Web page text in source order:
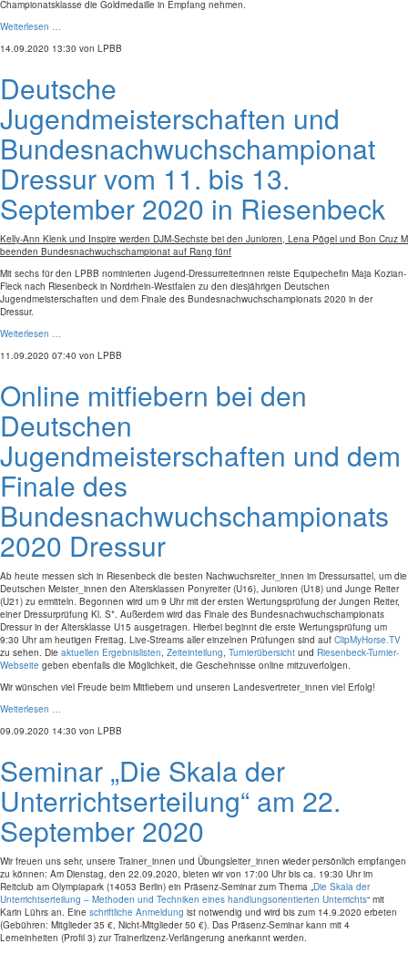
Championatsklasse die Goldmedaille in Empfang nehmen.
Weiterlesen …
14.09.2020 13:30 von LPBB
Deutsche
Jugendmeisterschaften und
Bundesnachwuchschampionat
Dressur vom 11. bis 13.
September 2020 in Riesenbeck
Kelly-Ann Klenk und Inspire werden DJM-Sechste bei den Junioren, Lena Pögel und Bon Cruz M
beenden Bundesnachwuchschampionat auf Rang fünf
Mit sechs für den LPBB nominierten Jugend-Dressurreiterinnen reiste Equipechefin Maja Kozian-
Fleck nach Riesenbeck in Nordrhein-Westfalen zu den diesjährigen Deutschen
Jugendmeisterschaften und dem Finale des Bundesnachwuchschampionats 2020 in der
Dressur.
Weiterlesen …
11.09.2020 07:40 von LPBB
Online mitfiebern bei den
Deutschen
Jugendmeisterschaften und dem
Finale des
Bundesnachwuchschampionats
2020 Dressur
Ab heute messen sich in Riesenbeck die besten Nachwuchsreiter_innen im Dressursattel, um die
Deutschen Meister_innen den Altersklassen Ponyreiter (U16), Junioren (U18) und Junge Reiter
(U21) zu ermitteln. Begonnen wird um 9 Uhr mit der ersten Wertungsprüfung der Jungen Reiter,
einer Dressurprüfung Kl. S*. Außerdem wird das Finale des Bundesnachwuchschampionats
Dressur in der Altersklasse U15 ausgetragen. Hierbei beginnt die erste Wertungsprüfung um
9:30 Uhr am heutigen Freitag. Live-Streams aller einzelnen Prüfungen sind auf ClipMyHorse.TV
zu sehen. Die aktuellen Ergebnislisten, Zeiteinteilung, Turnierübersicht und Riesenbeck-Turnier-
Webseite geben ebenfalls die Möglichkeit, die Geschehnisse online mitzuverfolgen.
Wir wünschen viel Freude beim Mitfiebern und unseren Landesvertreter_innen viel Erfolg!
Weiterlesen …
09.09.2020 14:30 von LPBB
Seminar „Die Skala der
Unterrichtserteilung“ am 22.
September 2020
Wir freuen uns sehr, unsere Trainer_innen und Übungsleiter_innen wieder persönlich empfangen
zu können: Am Dienstag, den 22.09.2020, bieten wir von 17:00 Uhr bis ca. 19:30 Uhr im
Reitclub am Olympiapark (14053 Berlin) ein Präsenz-Seminar zum Thema „Die Skala der
Unterrichtserteilung – Methoden und Techniken eines handlungsorientierten Unterrichts“ mit
Karin Lührs an. Eine schriftliche Anmeldung ist notwendig und wird bis zum 14.9.2020 erbeten
(Gebühren: Mitglieder 35 €, Nicht-Mitglieder 50 €). Das Präsenz-Seminar kann mit 4
Lerneinheiten (Profil 3) zur Trainerlizenz-Verlängerung anerkannt werden.